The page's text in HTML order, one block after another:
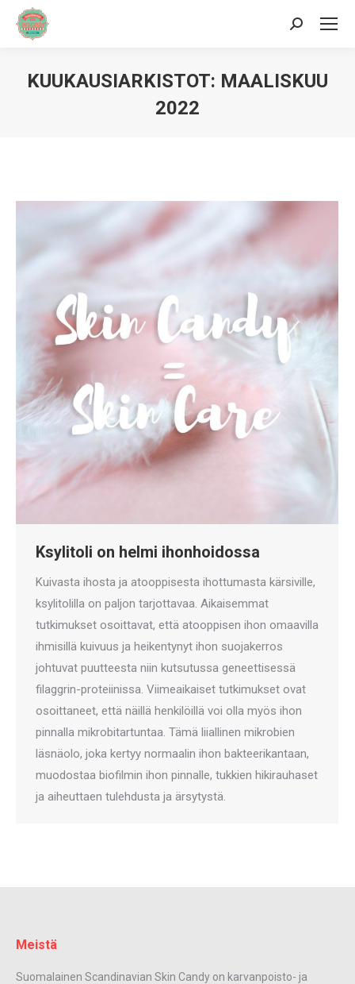
Hae:
KUUKAUSIARKISTOT: MAALISKUU
2022
Ksylitoli on helmi ihonhoidossa
Kuivasta ihosta ja atooppisesta ihottumasta kärsiville,
ksylitolilla on paljon tarjottavaa. Aikaisemmat
tutkimukset osoittavat, että atooppisen ihon omaavilla
ihmisillä kuivuus ja heikentynyt ihon suojakerros
johtuvat puutteesta niin kutsutussa geneettisessä
filaggrin-proteiinissa. Viimeaikaiset tutkimukset ovat
osoittaneet, että näillä henkilöillä voi olla myös ihon
pinnalla mikrobitartuntaa. Tämä liiallinen mikrobien
läsnäolo, joka kertyy normaalin ihon bakteerikantaan,
muodostaa biofilmin ihon pinnalle, tukkien hikirauhaset
ja aiheuttaen tulehdusta ja ärsytystä.
Meistä
Suomalainen Scandinavian Skin Candy on karvanpoisto- ja